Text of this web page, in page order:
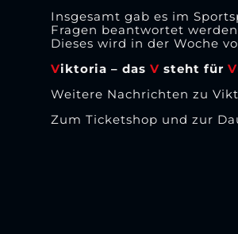
Insgesamt gab es im
Fragen beantwortet
Dieses wird in der Woche
Viktoria – das Vsteht für V
Weitere Nachrichten zu
Zum Ticketshop und zur